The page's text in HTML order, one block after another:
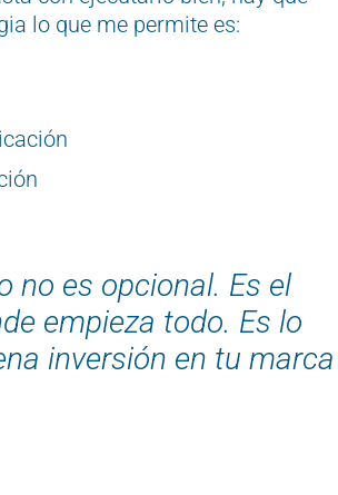
lo que me permite es:
no es opcional. Es el
empieza todo. Es lo
inversión en tu marca